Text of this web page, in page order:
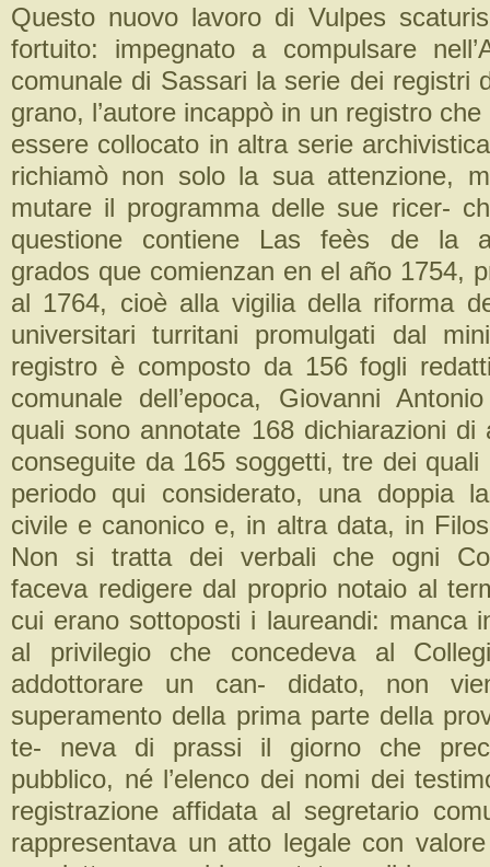
Questo nuovo lavoro di Vulpes
fortuito: impegnato a compulsare
comunale di Sassari la serie dei registri
grano, l’autore incappò in un registro
essere collocato in altra serie
richiamò non solo la sua attenzione,
mutare il programma delle sue ricer-
questione contiene Las feès de la
grados que comienzan en el año 1754,
al 1764, cioè alla vigilia della riforma
universitari turritani promulgati dal
registro è composto da 156 fogli
comunale dell’epoca, Giovanni
quali sono annotate 168 dichiarazioni di
conseguite da 165 soggetti, tre dei
periodo qui considerato, una doppia
civile e canonico e, in altra data, in
Non si tratta dei verbali che ogni
faceva redigere dal proprio notaio al
cui erano sottoposti i laureandi: manca
al privilegio che concedeva al
addottorare un can- didato, non
superamento della prima parte della
te- neva di prassi il giorno che
pubblico, né l’elenco dei nomi dei
registrazione affidata al segretario
rappresentava un atto legale con